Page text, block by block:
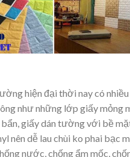
hiện đại thời nay có
như những lớp giấy mỏng
bẩn, giấy dán tường với bề
nên dễ lau chùi ko phai bạc
nước, chống ẩm mốc,